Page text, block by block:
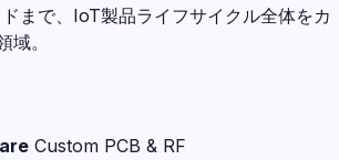
まで、IoT製品ライフサイクル全体をカ
。
Custom PCB & RF